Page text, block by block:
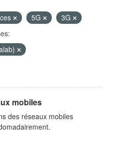
5G
3G
mobiles
des réseaux mobiles